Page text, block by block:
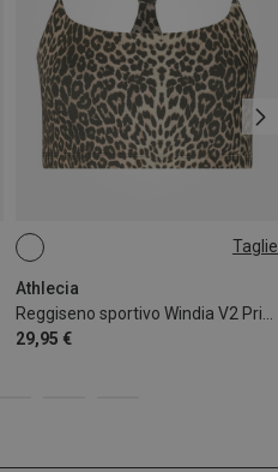
Taglie
Athlecia
29,95 €
S